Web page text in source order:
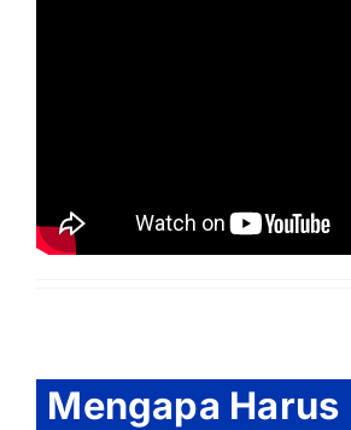
Mengapa Harus